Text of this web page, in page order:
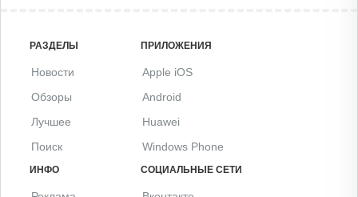
РАЗДЕЛЫ
Новости
Обзоры
Лучшее
Поиск
ПРИЛОЖЕНИЯ
Apple iOS
Android
Huawei
Windows Phone
ИНФО СОЦИАЛЬНЫЕ СЕТИ